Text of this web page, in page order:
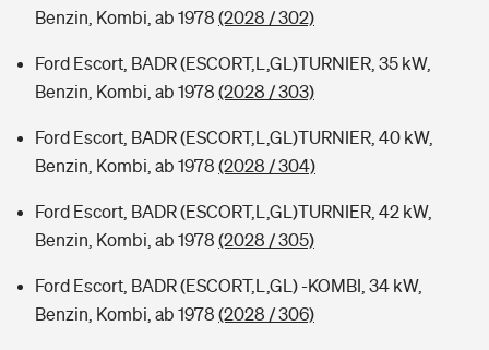
Benzin, Kombi, ab 1978 (2028 / 302)
Ford Escort, BADR (ESCORT,L,GL)TURNIER, 35 kW,
Benzin, Kombi, ab 1978 (2028 / 303)
Ford Escort, BADR (ESCORT,L,GL)TURNIER, 40 kW,
Benzin, Kombi, ab 1978 (2028 / 304)
Ford Escort, BADR (ESCORT,L,GL)TURNIER, 42 kW,
Benzin, Kombi, ab 1978 (2028 / 305)
Ford Escort, BADR (ESCORT,L,GL) -KOMBI, 34 kW,
Benzin, Kombi, ab 1978 (2028 / 306)